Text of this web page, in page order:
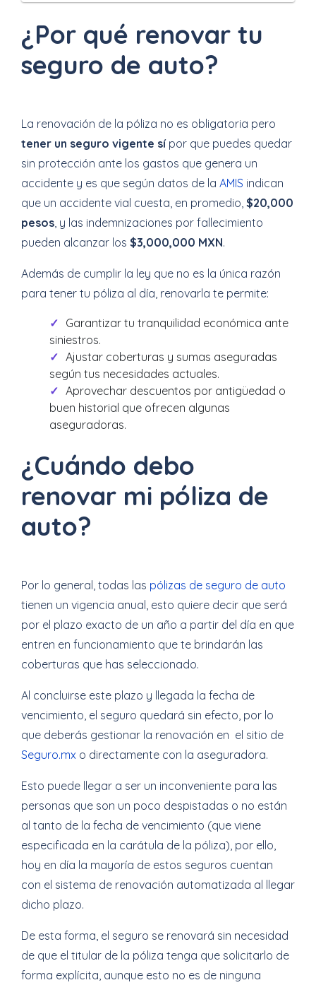
¿Por qué renovar tu
seguro de auto?
La renovación de la póliza no es obligatoria pero
tener un seguro vigente sípor que puedes quedar
sin protección ante los gastos que genera un
accidente y es que según datos de la AMIS indican
que un accidente vial cuesta, en promedio, $20,000
pesos, y las indemnizaciones por fallecimiento
pueden alcanzar los $3,000,000 MXN.
Además de cumplir la ley que no es la única razón
para tener tu póliza al día, renovarla te permite:
Garantizar tu tranquilidad económica ante
siniestros.
Ajustar coberturas y sumas aseguradas
según tus necesidades actuales.
Aprovechar descuentos por antigüedad o
buen historial que ofrecen algunas
aseguradoras.
¿Cuándo debo
renovar mi póliza de
auto?
Por lo general, todas las pólizas de seguro de auto
tienen un vigencia anual, esto quiere decir que será
por el plazo exacto de un año a partir del día en que
entren en funcionamiento que te brindarán las
coberturas que has seleccionado.
Al concluirse este plazo y llegada la fecha de
vencimiento, el seguro quedará sin efecto, por lo
que deberás gestionar la renovación en el sitio de
Seguro.mx o directamente con la aseguradora.
Esto puede llegar a ser un inconveniente para las
personas que son un poco despistadas o no están
al tanto de la fecha de vencimiento (que viene
especificada en la carátula de la póliza), por ello,
hoy en día la mayoría de estos seguros cuentan
con el sistema de renovación automatizada al llegar
dicho plazo.
De esta forma, el seguro se renovará sin necesidad
de que el titular de la póliza tenga que solicitarlo de
forma explícita, aunque esto no es de ninguna